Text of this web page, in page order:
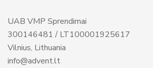
UAB VMP Sprendimai
300146481 / LT100001925617
Vilnius, Lithuania
info@advent.lt